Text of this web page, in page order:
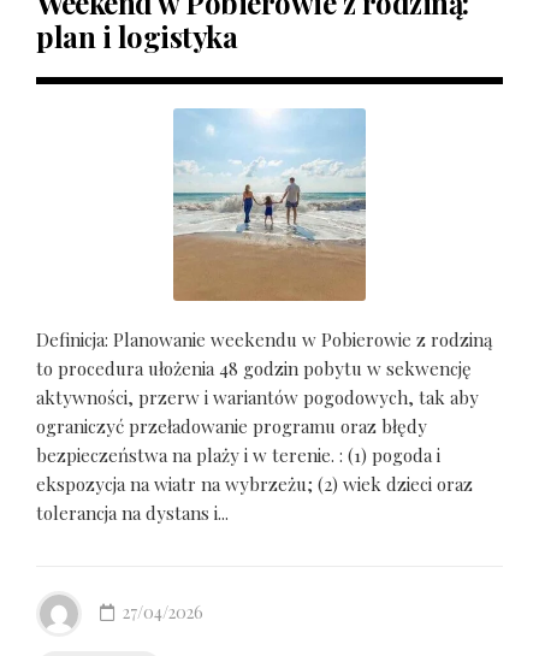
plan i logistyka
Definicja: Planowanie weekendu w Pobierowie z rodziną
to procedura ułożenia 48 godzin pobytu w sekwencję
aktywności, przerw i wariantów pogodowych, tak aby
ograniczyć przeładowanie programu oraz błędy
bezpieczeństwa na plaży i w terenie. : (1) pogoda i
ekspozycja na wiatr na wybrzeżu; (2) wiek dzieci oraz
tolerancja na dystans i...
27/04/2026